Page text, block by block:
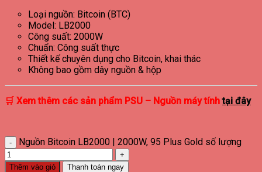
Loại nguồn: Bitcoin (BTC)
Model: LB2000
Công suất: 2000W
Chuẩn: Công suất thực
Thiết kế chuyên dụng cho Bitcoin, khai thác
Không bao gồm dây nguồn & hộp
🛒 Xem thêm các sản phẩm PSU – Nguồn máy tính tại đây
Nguồn Bitcoin LB2000 | 2000W, 95 Plus Gold số lượng
Thêm vào giỏ Thanh toán ngay